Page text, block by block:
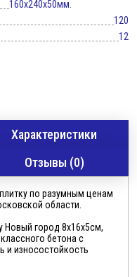
160x240x50мм.
120
12
Характеристики
Отзывы (0)
по разумным ценам
области.
Новый город 8х16х5см,
бетона с
износостойкость